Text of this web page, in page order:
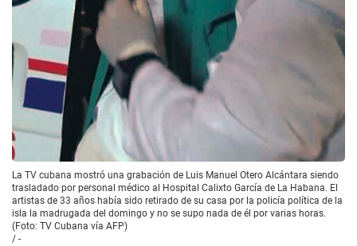
La TV cubana mostró una grabación de Luis Manuel Otero Alcántara siendo
trasladado por personal médico al Hospital Calixto García de La Habana. El
artistas de 33 años había sido retirado de su casa por la policía política de la
isla la madrugada del domingo y no se supo nada de él por varias horas.
(Foto: TV Cubana vía AFP)
/ -